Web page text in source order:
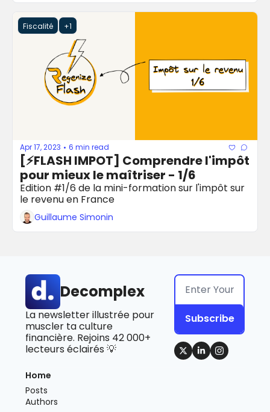
Fiscalité +1
Apr 17, 2023 • 6 min read
[⚡️FLASH IMPOT] Comprendre l'impôt
pour mieux le maîtriser - 1/6
Edition #1/6 de la mini-formation sur l'impôt sur
le revenu en France
Guillaume Simonin
Decomplex
La newsletter illustrée pour
muscler ta culture
financière. Rejoins 42 000+
lecteurs éclairés 💡
Subscribe
Home
Posts
Authors